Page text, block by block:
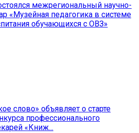
межрегиональный научно-
«Музейная педагогика в системе
обучающихся с ОВЗ»
слово» объявляет о старте
профессионального
«Книж...